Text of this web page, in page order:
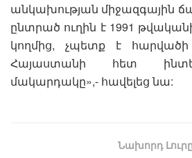
անկախության միջազգային
ընտրած ուղին է 1991
կողմից, չպետք է
Հայաստանի հետ
մակարդակը»,- հավելեց նա:
Նախորդ